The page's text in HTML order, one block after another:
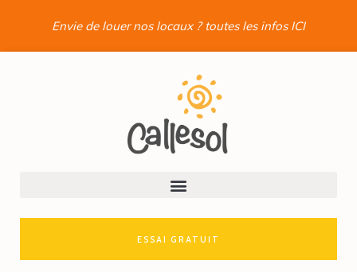
Envie de louer nos locaux ? toutes les infos ICI
ESSAI GRATUIT